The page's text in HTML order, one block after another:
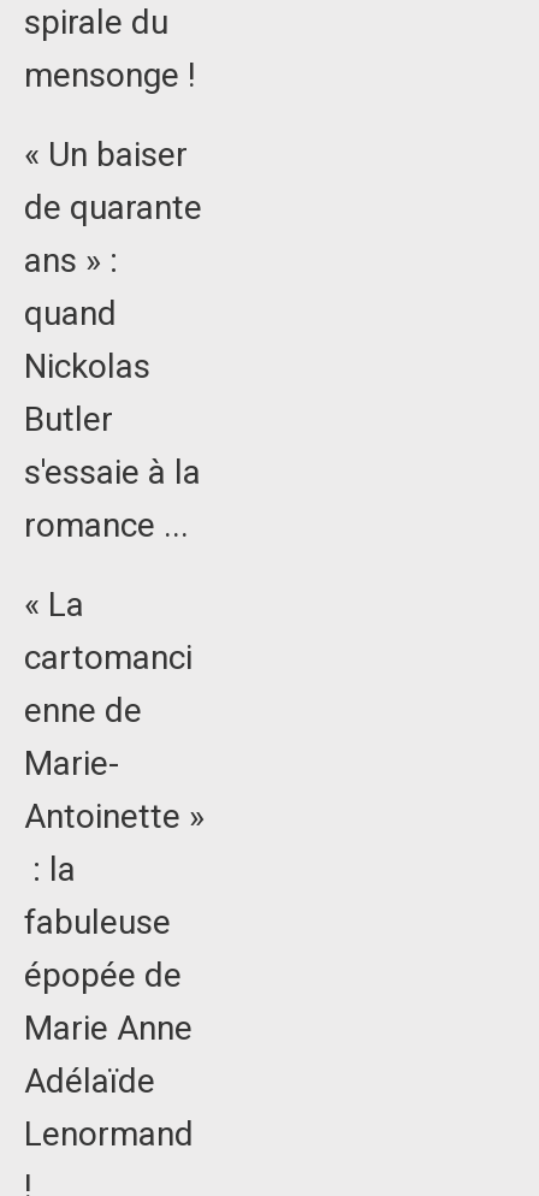
spirale du
mensonge !
« Un baiser
de quarante
ans » :
quand
Nickolas
Butler
s'essaie à la
romance ...
« La
cartomanci
enne de
Marie-
Antoinette »
: la
fabuleuse
épopée de
Marie Anne
Adélaïde
Lenormand
!